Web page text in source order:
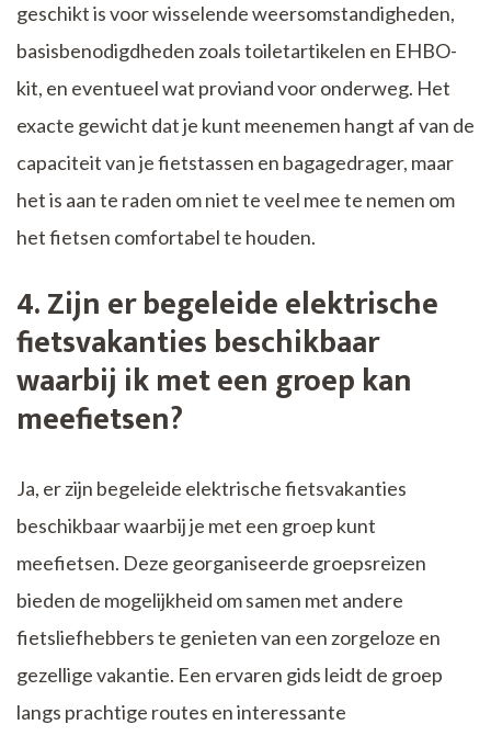
geschikt is voor wisselende weersomstandigheden,
basisbenodigdheden zoals toiletartikelen en EHBO-
kit, en eventueel wat proviand voor onderweg. Het
exacte gewicht dat je kunt meenemen hangt af van de
capaciteit van je fietstassen en bagagedrager, maar
het is aan te raden om niet te veel mee te nemen om
het fietsen comfortabel te houden.
4. Zijn er begeleide elektrische
fietsvakanties beschikbaar
waarbij ik met een groep kan
meefietsen?
Ja, er zijn begeleide elektrische fietsvakanties
beschikbaar waarbij je met een groep kunt
meefietsen. Deze georganiseerde groepsreizen
bieden de mogelijkheid om samen met andere
fietsliefhebbers te genieten van een zorgeloze en
gezellige vakantie. Een ervaren gids leidt de groep
langs prachtige routes en interessante